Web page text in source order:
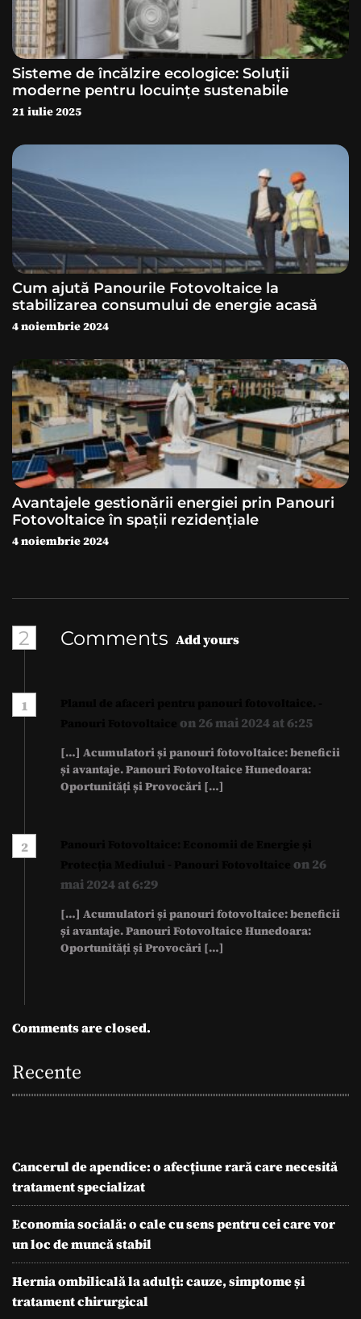
n
a
r
t
i
c
o
l
e
Sisteme de încălzire ecologice: Soluții
moderne pentru locuințe sustenabile
21 iulie 2025
Cum ajută Panourile Fotovoltaice la
stabilizarea consumului de energie acasă
4 noiembrie 2024
Avantajele gestionării energiei prin Panouri
Fotovoltaice în spații rezidențiale
4 noiembrie 2024
2 Comments Add yours
1
on 26 mai 2024 at 6:25
[…] Acumulatori și panouri fotovoltaice: beneficii
și avantaje. Panouri Fotovoltaice Hunedoara:
Oportunități și Provocări […]
2
on 26
mai 2024 at 6:29
[…] Acumulatori și panouri fotovoltaice: beneficii
și avantaje. Panouri Fotovoltaice Hunedoara:
Oportunități și Provocări […]
Comments are closed.
Recente
Cancerul de apendice: o afecțiune rară care necesită
tratament specializat
Economia socială: o cale cu sens pentru cei care vor
un loc de muncă stabil
Hernia ombilicală la adulți: cauze, simptome și
tratament chirurgical